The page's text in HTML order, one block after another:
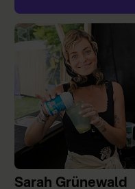
Sarah Grünewald